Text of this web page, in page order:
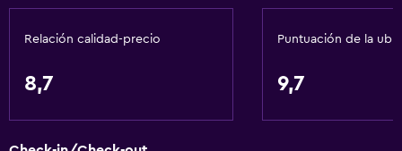
General
Relación calidad-precio
8,7
Puntuación de la
9,7